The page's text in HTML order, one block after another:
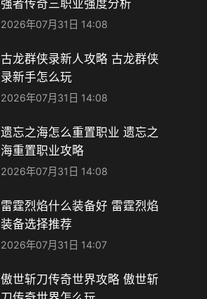
强者传奇三职业强度分析
2026年07月31日 14:08
古龙群侠录新人攻略 古龙群侠
录新手怎么玩
2026年07月31日 14:08
遗忘之海怎么重置职业 遗忘之
海重置职业攻略
2026年07月31日 14:08
雷霆烈焰什么装备好 雷霆烈焰
装备选择推荐
2026年07月31日 14:07
傲世斩刀传奇世界攻略 傲世斩